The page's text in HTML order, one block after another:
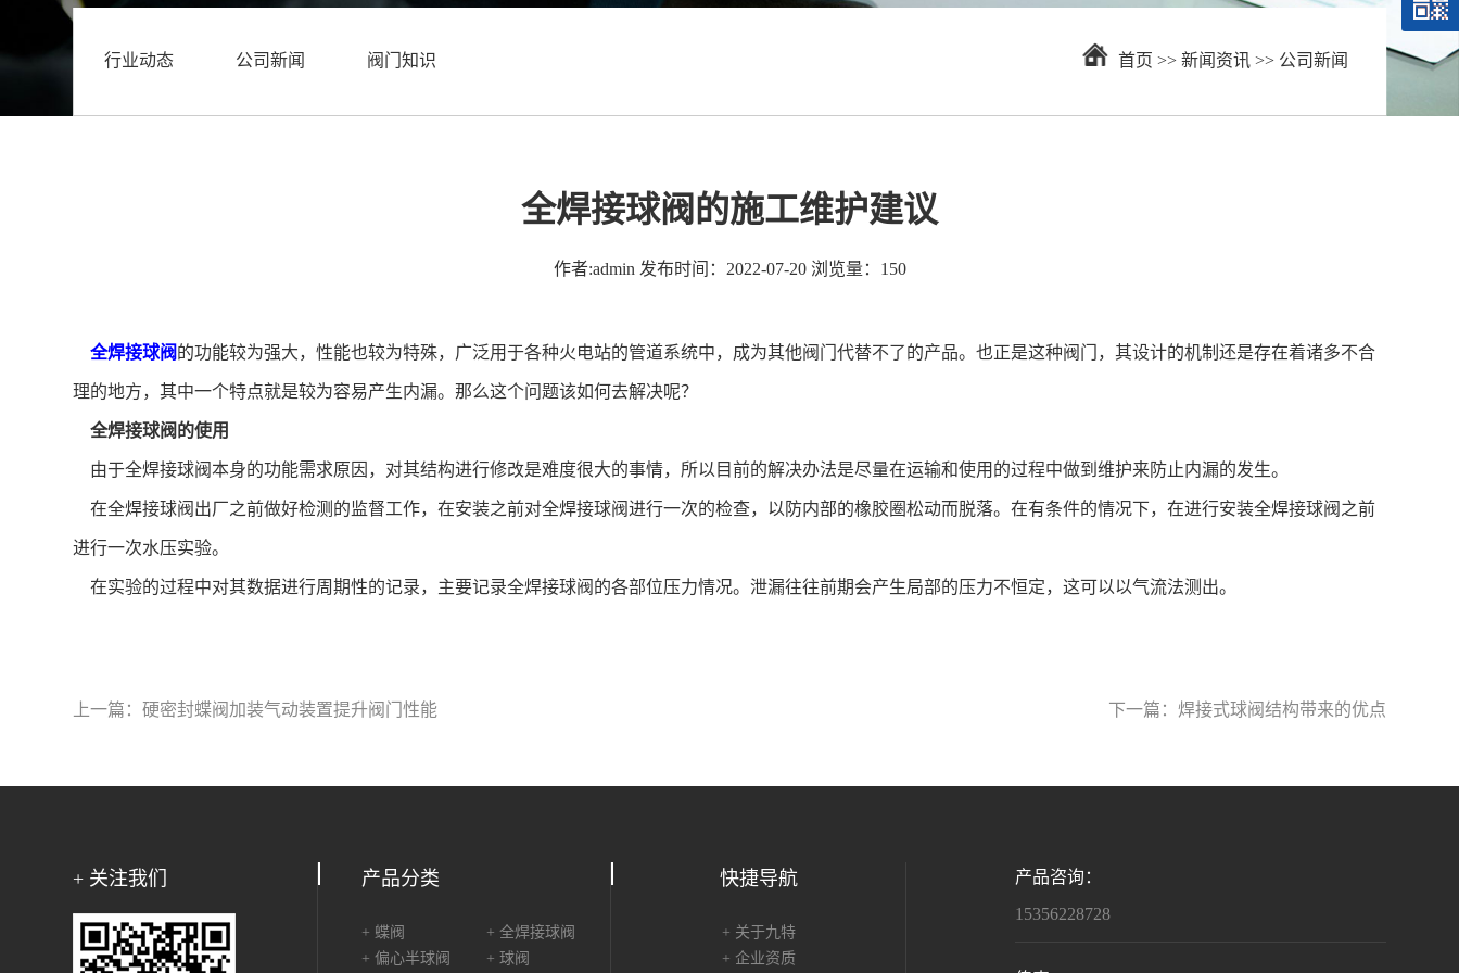
行业动态 公司新闻 阀门知识 首页 >> 新闻资讯>> 公司新闻
全焊接球阀的施工维护建议
作者:admin 发布时间：2022-07-20浏览量：150
全焊接球阀 的功能较为强大，性能也较为特殊，广泛用于各种火电站的管道系统中，成为其他阀门代替不了的产品。也正是这种阀门，其设计的机制还是存在着诸多不合
理的地方，其中一个特点就是较为容易产生内漏。那么这个问题该如何去解决呢？
全焊接球阀的使用
由于全焊接球阀本身的功能需求原因，对其结构进行修改是难度很大的事情，所以目前的解决办法是尽量在运输和使用的过程中做到维护来防止内漏的发生。
在全焊接球阀出厂之前做好检测的监督工作，在安装之前对全焊接球阀进行一次的检查，以防内部的橡胶圈松动而脱落。在有条件的情况下，在进行安装全焊接球阀之前
进行一次水压实验。
在实验的过程中对其数据进行周期性的记录，主要记录全焊接球阀的各部位压力情况。泄漏往往前期会产生局部的压力不恒定，这可以以气流法测出。
上一篇：硬密封蝶阀加装气动装置提升阀门性能 下一篇： 焊接式球阀结构带来的优点
+ 关注我们 产品分类
+ 蝶阀
+ 全焊接球阀
+ 偏心半球阀
+ 球阀
快捷导航
+ 关于九特
+ 企业资质
产品咨询：
15356228728